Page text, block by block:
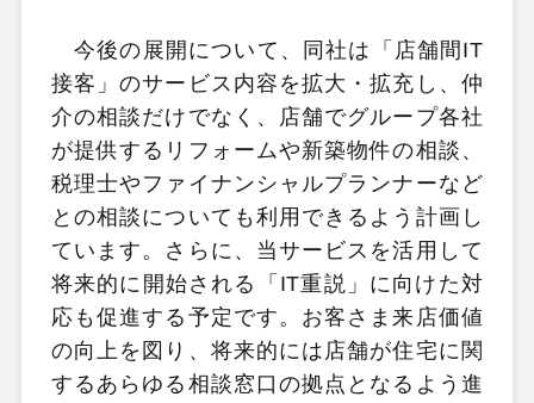
今後の展開について、同社は「店舗間IT
接客」のサービス内容を拡大・拡充し、仲
介の相談だけでなく、店舗でグループ各社
が提供するリフォームや新築物件の相談、
税理士やファイナンシャルプランナーなど
との相談についても利用できるよう計画し
ています。さらに、当サービスを活用して
将来的に開始される「IT重説」に向けた対
応も促進する予定です。お客さま来店価値
の向上を図り、将来的には店舗が住宅に関
するあらゆる相談窓口の拠点となるよう進